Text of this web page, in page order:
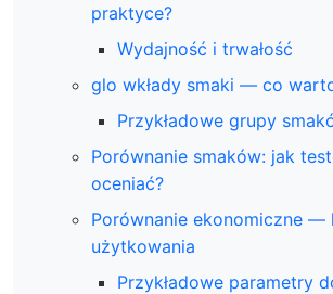
praktyce?
Wydajność i trwałość
glo wkłady smaki — co
Przykładowe grupy
Porównanie smaków: jak
oceniać?
Porównanie ekonomiczne —
użytkowania
Przykładowe parametry